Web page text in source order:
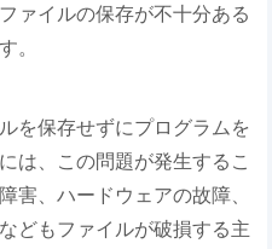
ァイルの保存が不十分ある
。
を保存せずにプログラムを
は、この問題が発生するこ
害、ハードウェアの故障、
どもファイルが破損する主